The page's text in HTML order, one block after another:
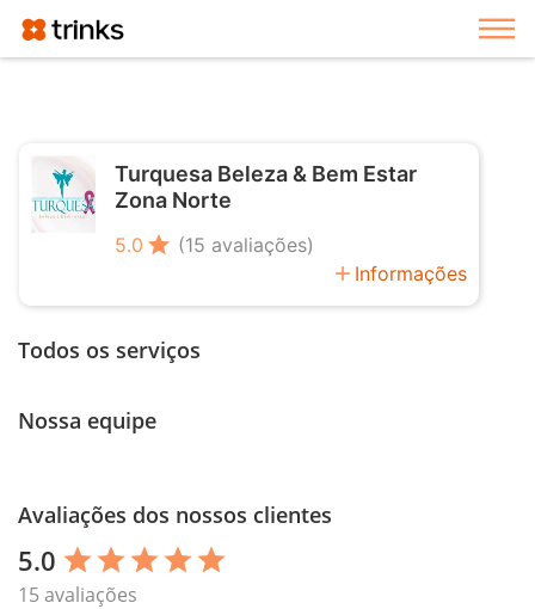
Turquesa Beleza & Bem Estar
Zona Norte
5.0 star (15 avaliações)
add Informações
Todos os serviços
Nossa equipe
Avaliações dos nossos clientes
5.0 star star star star star
15 avaliações